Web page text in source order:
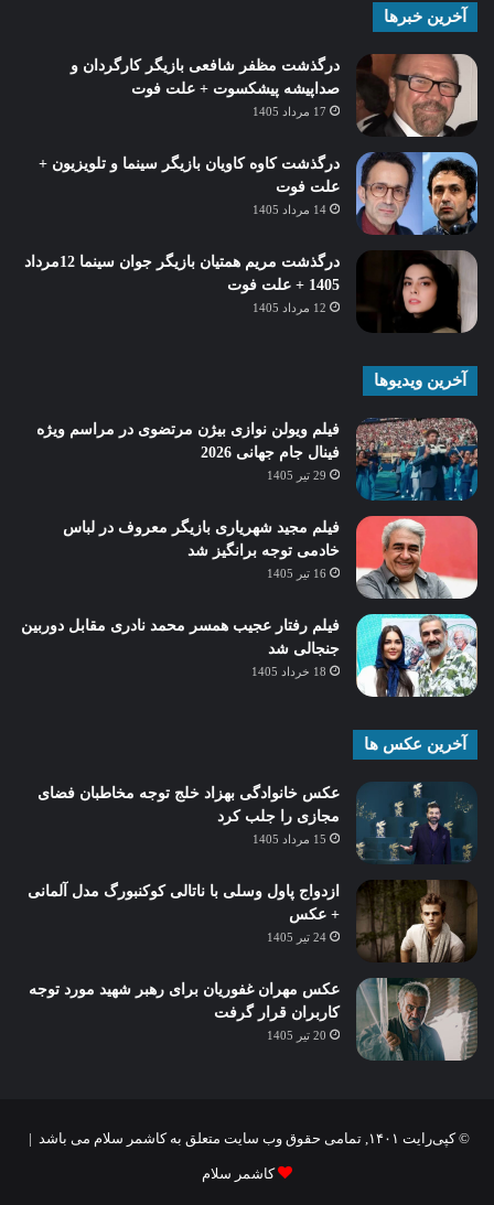
آخرین خبرها
درگذشت مظفر شافعی بازیگر کارگردان و
صداپیشه پیشکسوت + علت فوت
17 مرداد 1405
درگذشت کاوه کاویان بازیگر سینما و تلویزیون +
علت فوت
14 مرداد 1405
درگذشت مریم همتیان بازیگر جوان سینما 12مرداد
1405 + علت فوت
12 مرداد 1405
آخرین ویدیوها
فیلم ویولن نوازی بیژن مرتضوی در مراسم ویژه
فینال جام جهانی 2026
29 تیر 1405
فیلم مجید شهریاری بازیگر معروف در لباس
خادمی توجه برانگیز شد
16 تیر 1405
فیلم رفتار عجیب همسر محمد نادری مقابل دوربین
جنجالی شد
18 خرداد 1405
آخرین عکس ها
عکس خانوادگی بهزاد خلج توجه مخاطبان فضای
مجازی را جلب کرد
15 مرداد 1405
ازدواج پاول وسلی با ناتالی کوکنبورگ مدل آلمانی
+ عکس
24 تیر 1405
عکس مهران غفوریان برای رهبر شهید مورد توجه
کاربران قرار گرفت
20 تیر 1405
© کپی‌رایت ۱۴۰۱, تمامی حقوق وب سایت متعلق به کاشمر سلام می باشد |
کاشمر سلام